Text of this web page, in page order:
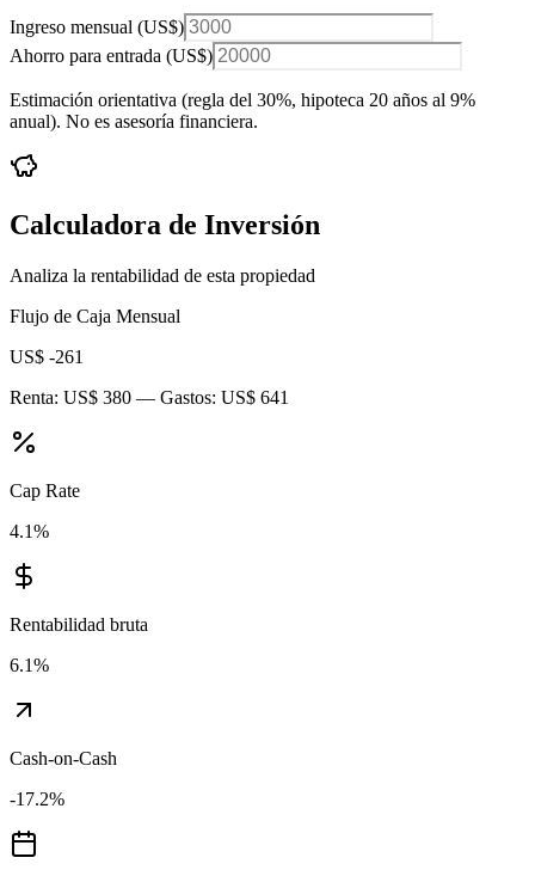
Ingreso mensual (US$)
Ahorro para entrada (US$)
Estimación orientativa (regla del 30%, hipoteca 20 años al 9%
anual). No es asesoría financiera.
Calculadora de Inversión
Analiza la rentabilidad de esta propiedad
Flujo de Caja Mensual
US$ -261
Renta: US$ 380 — Gastos: US$ 641
Cap Rate
4.1%
Rentabilidad bruta
6.1%
Cash-on-Cash
-17.2%